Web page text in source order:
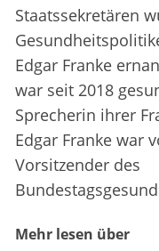
Staatssekretären
Edgar Franke
war seit 2018
Sprecherin ihrer
Edgar Franke war
Vorsitzender des
Mehr lesen über